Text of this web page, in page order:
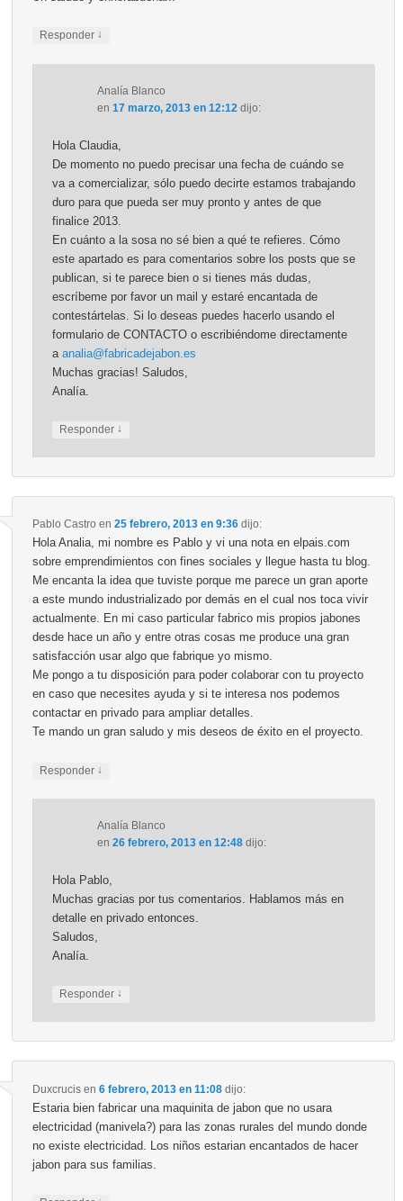
Responder ↓
Analía Blanco
en 17 marzo, 2013 en 12:12 dijo:
Hola Claudia,
De momento no puedo precisar una fecha de cuándo se
va a comercializar, sólo puedo decirte estamos trabajando
duro para que pueda ser muy pronto y antes de que
finalice 2013.
En cuánto a la sosa no sé bien a qué te refieres. Cómo
este apartado es para comentarios sobre los posts que se
publican, si te parece bien o si tienes más dudas,
escríbeme por favor un mail y estaré encantada de
contestártelas. Si lo deseas puedes hacerlo usando el
formulario de CONTACTO o escribiéndome directamente
a analia@fabricadejabon.es
Muchas gracias! Saludos,
Analía.
Responder ↓
Pablo Castro en 25 febrero, 2013 en 9:36 dijo:
Hola Analia, mi nombre es Pablo y vi una nota en elpais.com
sobre emprendimientos con fines sociales y llegue hasta tu blog.
Me encanta la idea que tuviste porque me parece un gran aporte
a este mundo industrializado por demás en el cual nos toca vivir
actualmente. En mi caso particular fabrico mis propios jabones
desde hace un año y entre otras cosas me produce una gran
satisfacción usar algo que fabrique yo mismo.
Me pongo a tu disposición para poder colaborar con tu proyecto
en caso que necesites ayuda y si te interesa nos podemos
contactar en privado para ampliar detalles.
Te mando un gran saludo y mis deseos de éxito en el proyecto.
Responder ↓
Analía Blanco
en 26 febrero, 2013 en 12:48 dijo:
Hola Pablo,
Muchas gracias por tus comentarios. Hablamos más en
detalle en privado entonces.
Saludos,
Analía.
Responder ↓
Duxcrucisen 6 febrero, 2013 en 11:08 dijo:
Estaria bien fabricar una maquinita de jabon que no usara
electricidad (manivela?) para las zonas rurales del mundo donde
no existe electricidad. Los niños estarian encantados de hacer
jabon para sus familias.